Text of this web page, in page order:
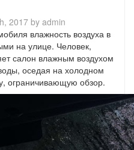
2017 by admin
влажность воздуха в
на улице. Человек,
салон влажным воздухом
оседая на холодном
ограничивающую обзор.